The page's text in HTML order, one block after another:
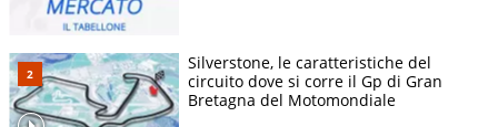
Silverstone, le caratteristiche del
circuito dove si corre il Gp di Gran
Bretagna del Motomondiale